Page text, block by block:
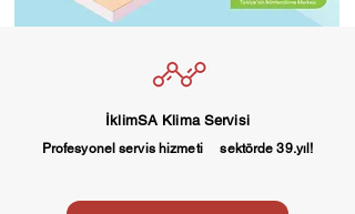
İklimSA Klima Servisi
Profesyonel servis hizmeti sektörde 39.yıl!